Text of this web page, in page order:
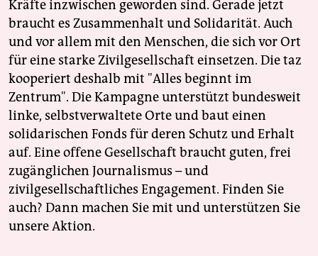
Kräfte inzwischen geworden sind. Gerade jetzt
braucht es Zusammenhalt und Solidarität. Auch
und vor allem mit den Menschen, die sich vor Ort
für eine starke Zivilgesellschaft einsetzen. Die taz
kooperiert deshalb mit "Alles beginnt im
Zentrum". Die Kampagne unterstützt bundesweit
linke, selbstverwaltete Orte und baut einen
solidarischen Fonds für deren Schutz und Erhalt
auf. Eine offene Gesellschaft braucht guten, frei
zugänglichen Journalismus – und
zivilgesellschaftliches Engagement. Finden Sie
auch? Dann machen Sie mit und unterstützen Sie
unsere Aktion.